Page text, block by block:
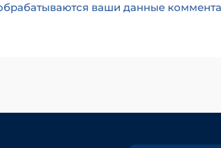
ваши данные